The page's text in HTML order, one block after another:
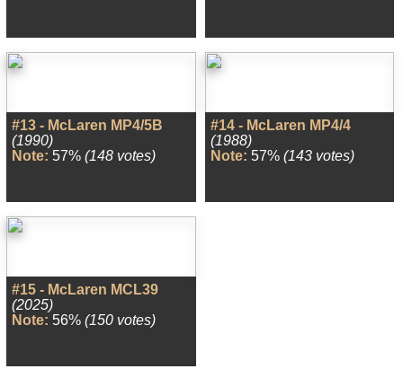
#13 - McLaren MP4/5B
(1990)
Note: 57% (148 votes)
#14 - McLaren MP4/4
(1988)
Note: 57% (143 votes)
#15 - McLaren MCL39
(2025)
Note: 56% (150 votes)